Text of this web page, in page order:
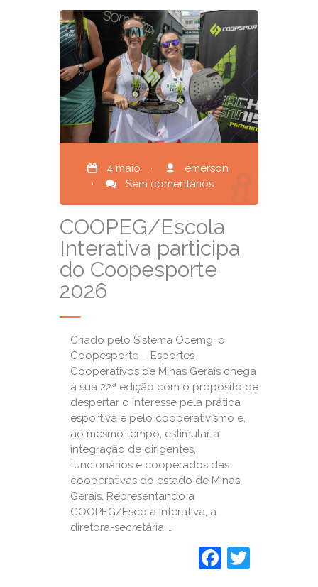
4 maio ·
emerson
·
Sem comentários
COOPEG/Escola
Interativa participa
do Coopesporte
2026
Criado pelo Sistema Ocemg, o
Coopesporte – Esportes
Cooperativos de Minas Gerais chega
à sua 22ª edição com o propósito de
despertar o interesse pela prática
esportiva e pelo cooperativismo e,
ao mesmo tempo, estimular a
integração de dirigentes,
funcionários e cooperados das
cooperativas do estado de Minas
Gerais. Representando a
COOPEG/Escola Interativa, a
diretora-secretária …